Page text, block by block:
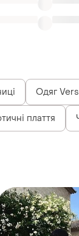
Одяг
плаття